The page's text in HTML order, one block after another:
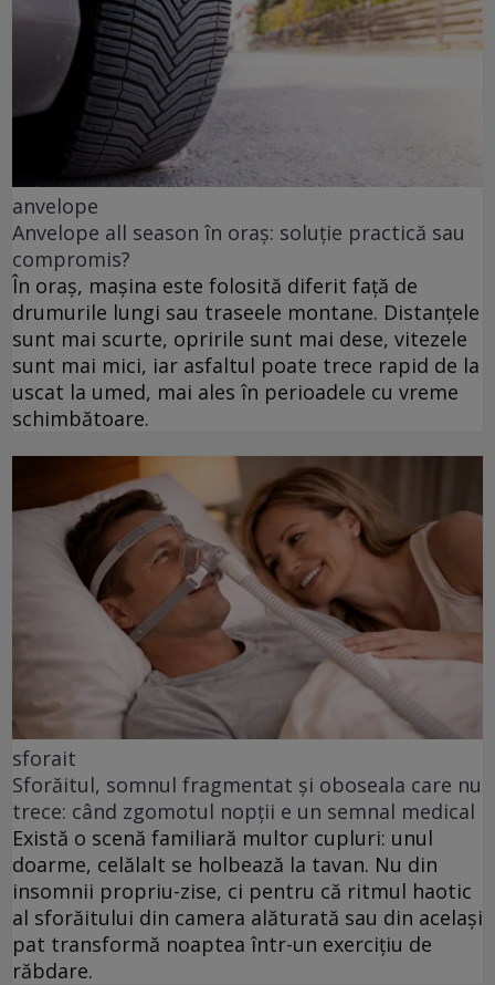
anvelope
Anvelope all season în oraș: soluție practică sau
compromis?
În oraș, mașina este folosită diferit față de
drumurile lungi sau traseele montane. Distanțele
sunt mai scurte, opririle sunt mai dese, vitezele
sunt mai mici, iar asfaltul poate trece rapid de la
uscat la umed, mai ales în perioadele cu vreme
schimbătoare.
sforait
Sforăitul, somnul fragmentat și oboseala care nu
trece: când zgomotul nopții e un semnal medical
Există o scenă familiară multor cupluri: unul
doarme, celălalt se holbează la tavan. Nu din
insomnii propriu-zise, ci pentru că ritmul haotic
al sforăitului din camera alăturată sau din același
pat transformă noaptea într-un exercițiu de
răbdare.